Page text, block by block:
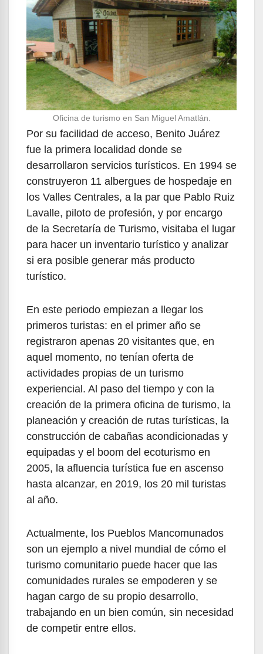
Oficina de turismo en San Miguel Amatlán.
Por su facilidad de acceso, Benito Juárez
fue la primera localidad donde se
desarrollaron servicios turísticos. En 1994 se
construyeron 11 albergues de hospedaje en
los Valles Centrales, a la par que Pablo Ruiz
Lavalle, piloto de profesión, y por encargo
de la Secretaría de Turismo, visitaba el lugar
para hacer un inventario turístico y analizar
si era posible generar más producto
turístico.
En este periodo empiezan a llegar los
primeros turistas: en el primer año se
registraron apenas 20 visitantes que, en
aquel momento, no tenían oferta de
actividades propias de un turismo
experiencial. Al paso del tiempo y con la
creación de la primera oficina de turismo, la
planeación y creación de rutas turísticas, la
construcción de cabañas acondicionadas y
equipadas y el boom del ecoturismo en
2005, la afluencia turística fue en ascenso
hasta alcanzar, en 2019, los 20 mil turistas
al año.
Actualmente, los Pueblos Mancomunados
son un ejemplo a nivel mundial de cómo el
turismo comunitario puede hacer que las
comunidades rurales se empoderen y se
hagan cargo de su propio desarrollo,
trabajando en un bien común, sin necesidad
de competir entre ellos.